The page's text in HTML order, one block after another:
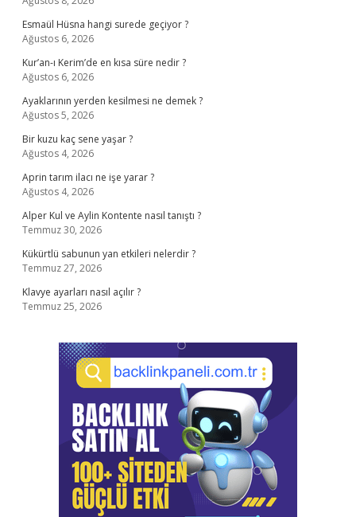
Esmaül Hüsna hangi surede geçiyor ?
Ağustos 6, 2026
Kur’an-ı Kerim’de en kısa süre nedir ?
Ağustos 6, 2026
Ayaklarının yerden kesilmesi ne demek ?
Ağustos 5, 2026
Bir kuzu kaç sene yaşar ?
Ağustos 4, 2026
Aprin tarım ilacı ne işe yarar ?
Ağustos 4, 2026
Alper Kul ve Aylin Kontente nasıl tanıştı ?
Temmuz 30, 2026
Kükürtlü sabunun yan etkileri nelerdir ?
Temmuz 27, 2026
Klavye ayarları nasıl açılır ?
Temmuz 25, 2026